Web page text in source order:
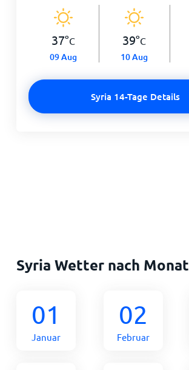
37°C
09 Aug
39°C
10 Aug
Syria 14-Tage Details
Syria Wetter nach Monat
01
Januar
02
Februar